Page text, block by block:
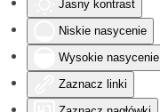
Jasny kontrast
Niskie nasycenie
Wysokie nasycenie
Zaznacz linki